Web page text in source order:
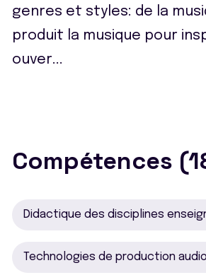
genres et styles: de la
produit la musique pour
ouver...
Compétences
Didactique des disciplines
Technologies de production